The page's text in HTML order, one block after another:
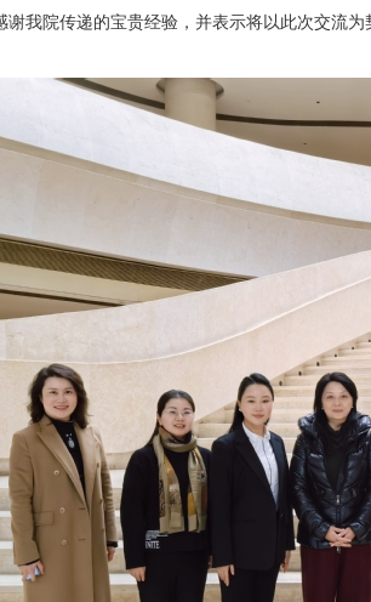
我院传递的宝贵经验，并表示将以此次交流